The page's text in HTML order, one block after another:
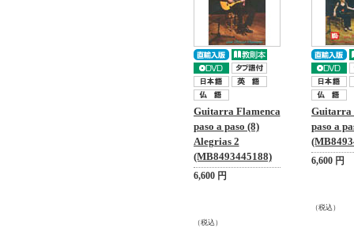
Guitarra Flamenca
paso a paso (8)
Alegrias 2
(MB8493445188)
6,600 円
（税込）
Guitarra
paso a
6,600 円
（税込）